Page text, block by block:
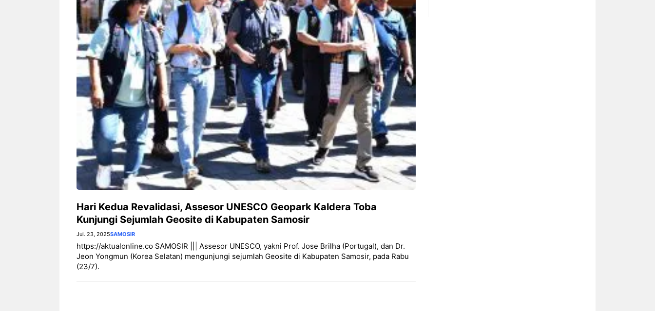
Hari Kedua Revalidasi, Assesor UNESCO Geopark Kaldera Toba
Kunjungi Sejumlah Geosite di Kabupaten Samosir
Jul. 23, 2025SAMOSIR
https://aktualonline.co SAMOSIR ||| Assesor UNESCO, yakni Prof. Jose Brilha (Portugal), dan Dr.
Jeon Yongmun (Korea Selatan) mengunjungi sejumlah Geosite di Kabupaten Samosir, pada Rabu
(23/7).